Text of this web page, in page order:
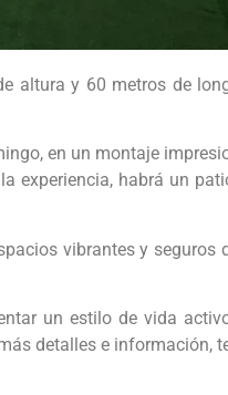
altura y 60 metros de
en un montaje
experiencia, habrá un
vibrantes y
un estilo de vida
detalles e información,